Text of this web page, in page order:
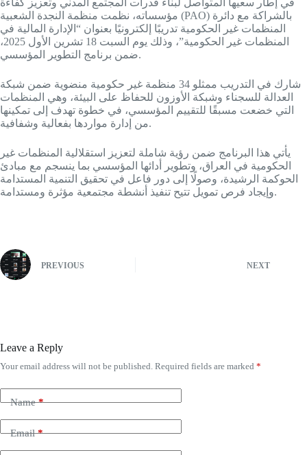
في إطار سعيها المتواصل لبناء قدرات المجتمع المدني وتعزيز كفاءة
مؤسساته، نظمت منظمة النجدة الشعبية (PAO) بالشراكة مع دائرة
المنظمات غير الحكومية تدريبًا إلكترونيًا بعنوان “الإدارة المالية في
المنظمات غير الحكومية”، وذلك يوم السبت 18 تشرين الأول 2025،
ضمن برنامج التطوير المؤسسي.
شارك في التدريب ممثلو 34 منظمة غير حكومية منضوية ضمن شبكة
العدالة للسجناء وشبكة الأوزون للحفاظ على البيئة، وهي المنظمات
التي خضعت مسبقًا للتقييم المؤسسي، في خطوة تهدف إلى تمكينها
من إدارة مواردها بفعالية وشفافية.
يأتي هذا البرنامج ضمن رؤية شاملة لتعزيز استقلالية المنظمات غير
الحكومية في العراق، وتطوير أدائها المؤسسي بما ينسجم مع مبادئ
الحوكمة الرشيدة، وصولًا إلى دور فاعل في تحقيق التنمية المستدامة
وإيجاد فرص تمويل تتيح تنفيذ أنشطة مجتمعية مؤثرة ومستدامة.
PREVIOUS NEXT
Leave a Reply
Your email address will not be published. Required fields are marked *
Name*
Email*